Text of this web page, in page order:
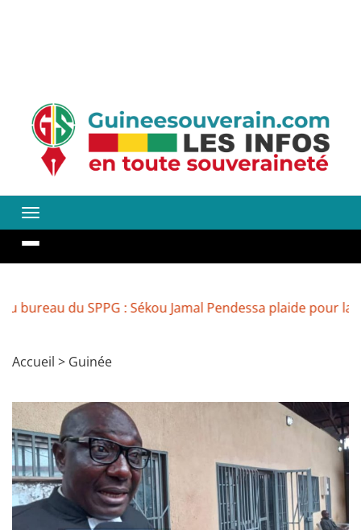
SPPG : Sékou Jamal Pendessa plaide pour la
Accueil > Guinée